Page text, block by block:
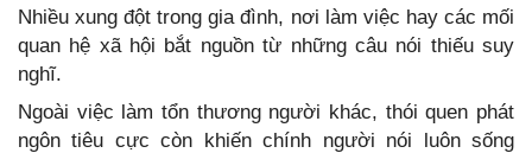
Nhiều xung đột trong gia đình, nơi làm việc hay các mối
quan hệ xã hội bắt nguồn từ những câu nói thiếu suy
nghĩ.
Ngoài việc làm tổn thương người khác, thói quen phát
ngôn tiêu cực còn khiến chính người nói luôn sống